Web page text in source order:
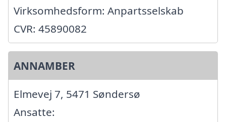
Virksomhedsform: Anpartsselskab
CVR: 45890082
ANNAMBER
Elmevej 7, 5471 Søndersø
Ansatte: